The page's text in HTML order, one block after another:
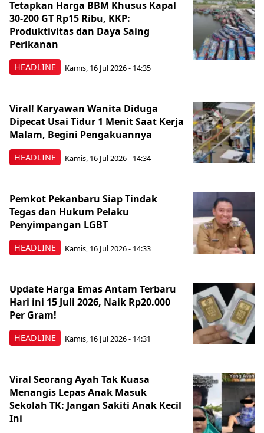
HEADLINE
Tetapkan Harga BBM Khusus Kapal
30-200 GT Rp15 Ribu, KKP:
Produktivitas dan Daya Saing
Perikanan
Kamis, 16 Jul 2026 - 14:35
HEADLINE
Viral! Karyawan Wanita Diduga
Dipecat Usai Tidur 1 Menit Saat Kerja
Malam, Begini Pengakuannya
Kamis, 16 Jul 2026 - 14:34
HEADLINE
Pemkot Pekanbaru Siap Tindak
Tegas dan Hukum Pelaku
Penyimpangan LGBT
Kamis, 16 Jul 2026 - 14:33
HEADLINE
Update Harga Emas Antam Terbaru
Hari ini 15 Juli 2026, Naik Rp20.000
Per Gram!
Kamis, 16 Jul 2026 - 14:31
Viral Seorang Ayah Tak Kuasa
Menangis Lepas Anak Masuk
Sekolah TK: Jangan Sakiti Anak Kecil
Ini